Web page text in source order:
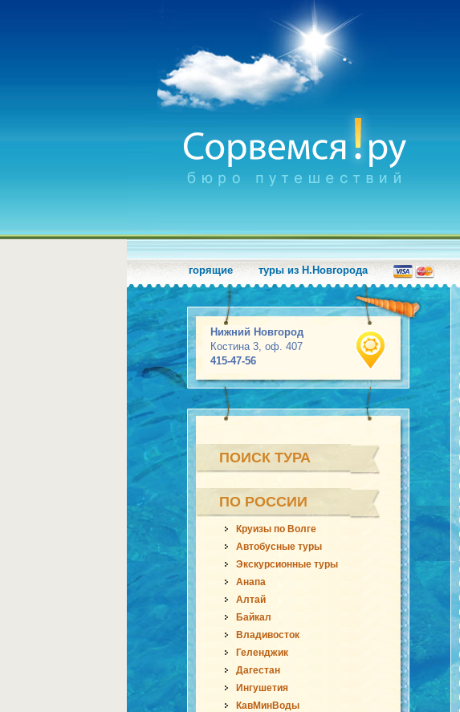
горящие туры из Н.Новгорода
Нижний Новгород
Костина 3, оф. 407
415-47-56
ПОИСК ТУРА
ПО РОССИИ
Круизы по Волге
Автобусные туры
Экскурсионные туры
Анапа
Алтай
Байкал
Владивосток
Геленджик
Дагестан
Ингушетия
КавМинВоды